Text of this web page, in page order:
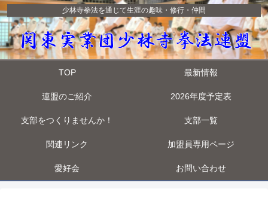
少林寺拳法を通じて生涯の趣味・修行・仲間
TOP 最新情報
連盟のご紹介 2026年度予定表
支部をつくりませんか！ 支部一覧
関連リンク 加盟員専用ページ
愛好会 お問い合わせ